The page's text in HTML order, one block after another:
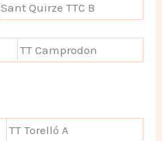
Sant Quirze TTC B
TT Camprodon
TT Torelló A